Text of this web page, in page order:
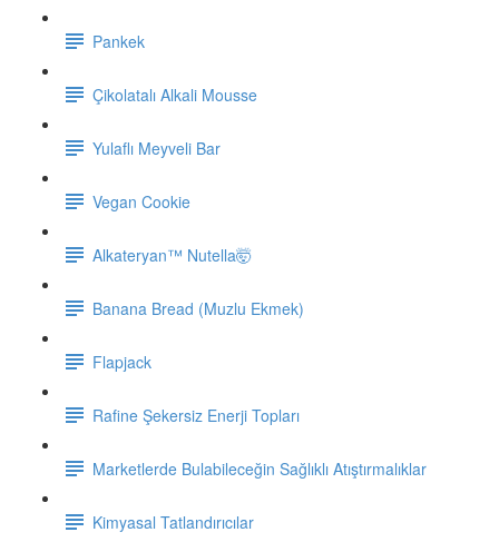
Pankek
Çikolatalı Alkali Mousse
Yulaflı Meyveli Bar
Vegan Cookie
Alkateryan™ Nutella🤯
Banana Bread (Muzlu Ekmek)
Flapjack
Rafine Şekersiz Enerji Topları
Marketlerde Bulabileceğin Sağlıklı Atıştırmalıklar
Kimyasal Tatlandırıcılar